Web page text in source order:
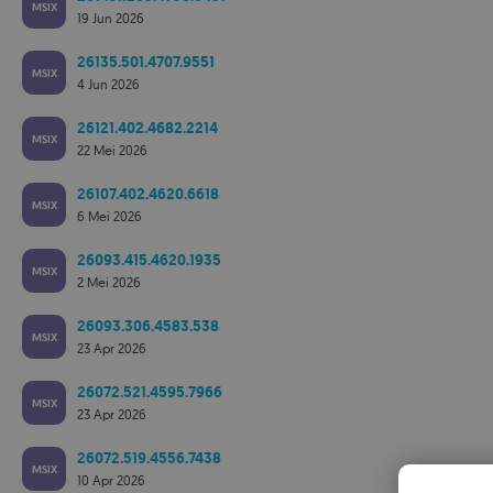
MSIX
19 Jun 2026
MSIX
26135.501.4707.9551
4 Jun 2026
MSIX
26121.402.4682.2214
22 Mei 2026
MSIX
26107.402.4620.6618
6 Mei 2026
MSIX
26093.415.4620.1935
2 Mei 2026
MSIX
26093.306.4583.538
23 Apr 2026
MSIX
26072.521.4595.7966
23 Apr 2026
MSIX
26072.519.4556.7438
10 Apr 2026